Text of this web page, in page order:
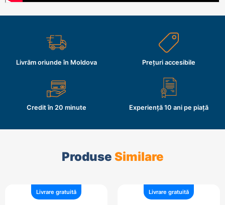
Livrăm oriunde în Moldova Prețuri accesibile
Credit în 20 minute Experiență 10 ani pe piață
Produse Similare
Livrare gratuită Livrare gratuită